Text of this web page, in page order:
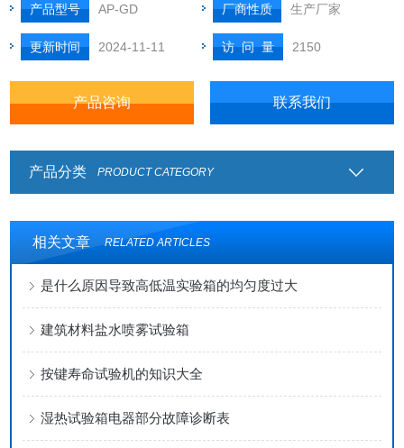
产品型号
AP-GD 厂商性质 生产厂家
更新时间 2024-11-11 访 问 量 2150
产品咨询 联系我们
产品分类 PRODUCT CATEGORY
相关文章 RELATED ARTICLES
是什么原因导致高低温实验箱的均匀度过大
建筑材料盐水喷雾试验箱
按键寿命试验机的知识大全
湿热试验箱电器部分故障诊断表